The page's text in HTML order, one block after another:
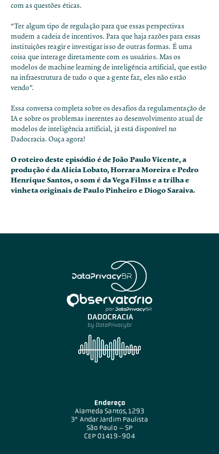
com as questões éticas.
“Ter algum tipo de regulação para que essas perspectivas
mudem a cadeia de incentivos. Para que haja razões para essas
instituições reagir e investigar isso de outras formas. É uma
coisa que interage diretamente com os usuários. Mas os
modelos de machine learning de inteligência artificial, que estão
na infraestrutura de tudo o que a gente faz, eles não estão
vendo”.
Essa conversa completa sobre os desafios da regulamentação de
IA e sobre os problemas inerentes ao desenvolvimento atual de
modelos de inteligência artificial, já está disponível no
Dadocracia.Ouça agora!
O roteiro deste episódio é de João Paulo Vicente, a
produção é da Alicia Lobato, Horrara Moreira e Pedro
Henrique Santos, o som é da Vega Films e a trilha e
vinheta originais de Paulo Pinheiro e Diogo Saraiva.
Endereço
Alameda Santos, 1293
3º Andar Jardim Paulista
São Paulo – SP
CEP 01419-904